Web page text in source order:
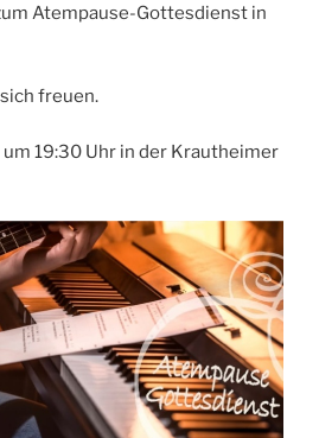
Atempause-Gottesdienst in
freuen.
19:30 Uhr in der Krautheimer